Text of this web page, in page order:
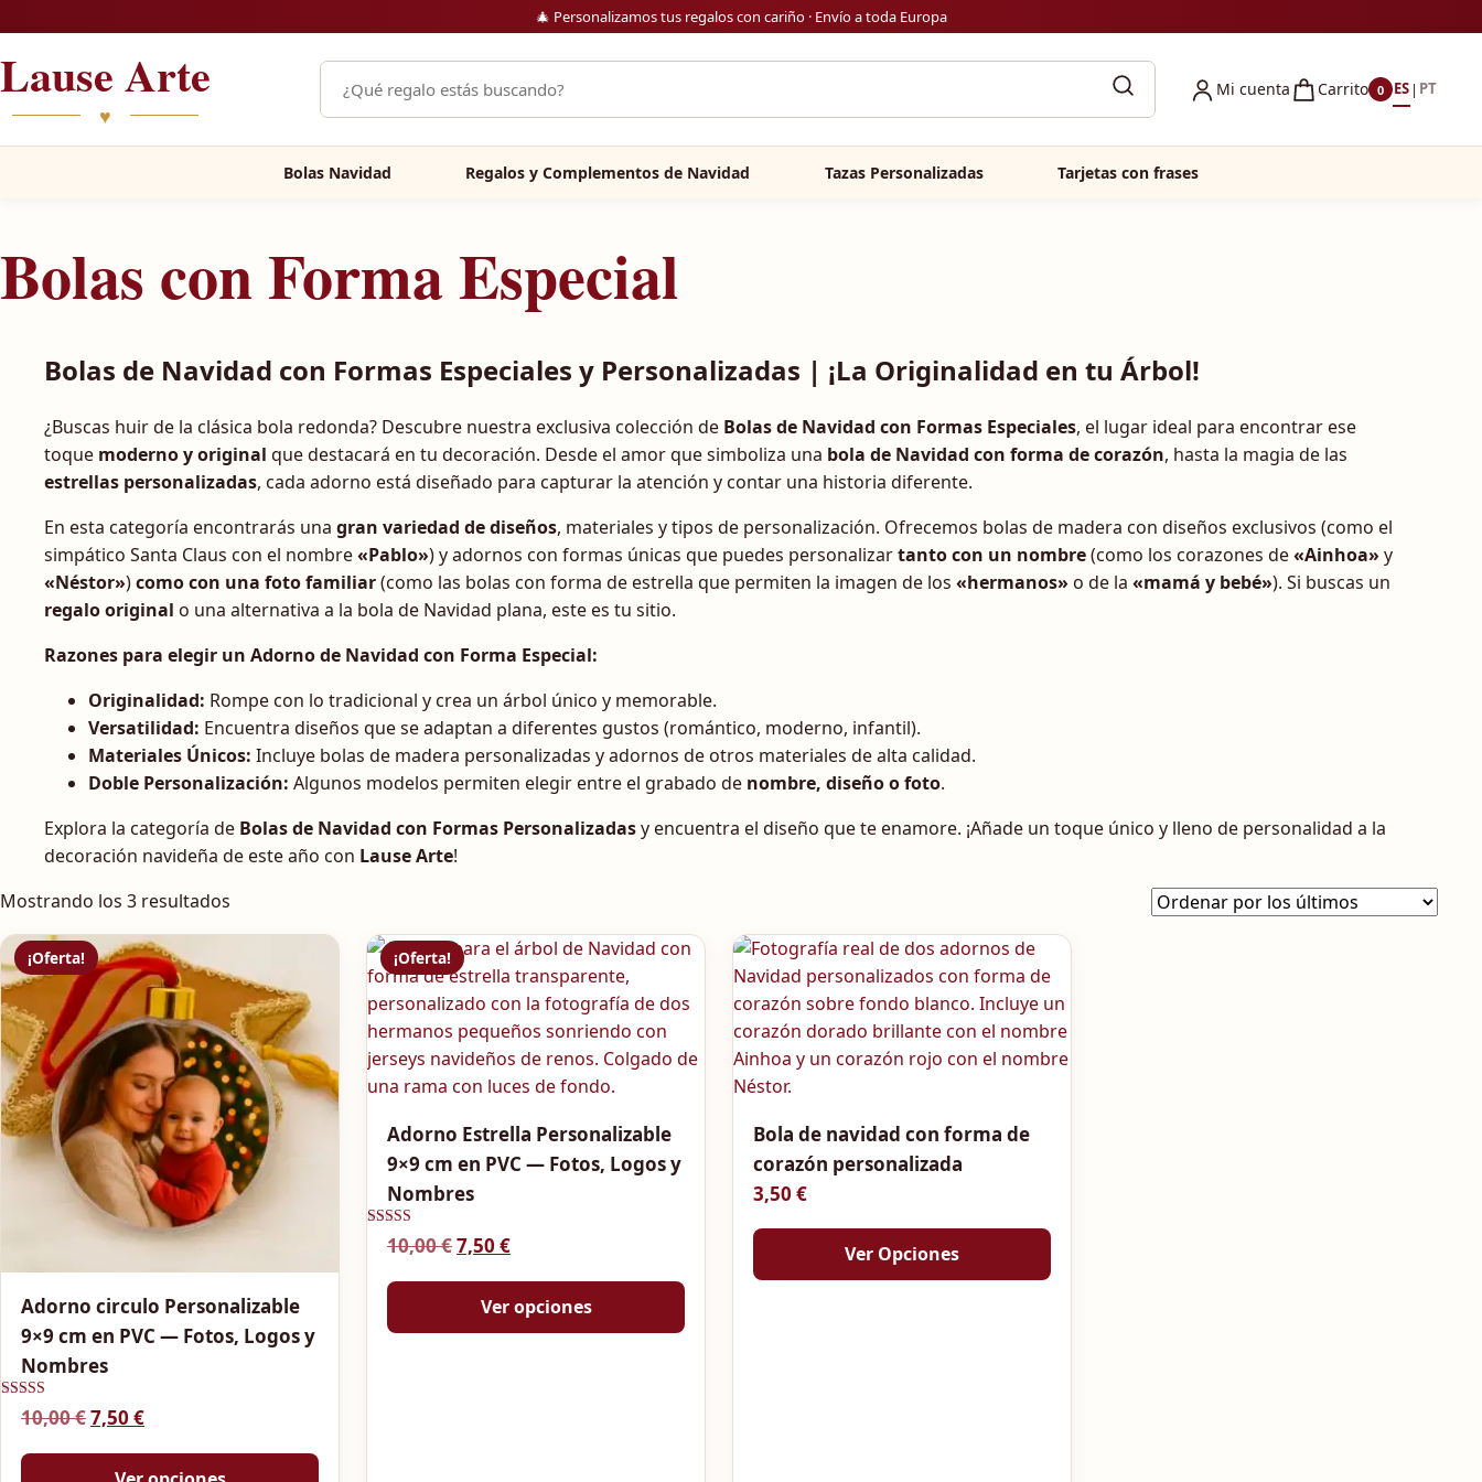
🎄 Personalizamos tus regalos con cariño · Envío a toda Europa
Lause Arte
♥
Buscar productos
Mi cuenta Carrito 0 ES | PT
Bolas Navidad Regalos y Complementos de Navidad Tazas Personalizadas Tarjetas con frases
Bolas con Forma Especial
Bolas de Navidad con Formas Especiales y Personalizadas | ¡La Originalidad en tu Árbol!
¿Buscas huir de la clásica bola redonda? Descubre nuestra exclusiva colección de Bolas de Navidad con Formas Especiales, el lugar ideal para encontrar ese
toque moderno y original que destacará en tu decoración. Desde el amor que simboliza una bola de Navidad con forma de corazón, hasta la magia de las
estrellas personalizadas, cada adorno está diseñado para capturar la atención y contar una historia diferente.
En esta categoría encontrarás una gran variedad de diseños, materiales y tipos de personalización. Ofrecemos bolas de madera con diseños exclusivos (como el
simpático Santa Claus con el nombre«Pablo») y adornos con formas únicas que puedes personalizartanto con un nombre(como los corazones de«Ainhoa» y
«Néstor»)como con una foto familiar(como las bolas con forma de estrella que permiten la imagen de los «hermanos» o de la «mamá y bebé»). Si buscas un
regalo original o una alternativa a la bola de Navidad plana, este es tu sitio.
Razones para elegir un Adorno de Navidad con Forma Especial:
Originalidad: Rompe con lo tradicional y crea un árbol único y memorable.
Versatilidad: Encuentra diseños que se adaptan a diferentes gustos (romántico, moderno, infantil).
Materiales Únicos: Incluye bolas de madera personalizadas y adornos de otros materiales de alta calidad.
Doble Personalización: Algunos modelos permiten elegir entre el grabado de nombre, diseño o foto.
Explora la categoría de Bolas de Navidad con Formas Personalizadasy encuentra el diseño que te enamore. ¡Añade un toque único y lleno de personalidad a la
decoración navideña de este año con Lause Arte!
Mostrando los 3 resultados
¡Oferta!
Adorno circulo Personalizable
9×9 cm en PVC — Fotos, Logos y
Nombres
Valorado con
5.0010,00€El precio original era: 10,00 €.
7,50 €El precio actual es: 7,50 €.
¡Oferta!
Adorno Estrella Personalizable
9×9 cm en PVC — Fotos, Logos y
Nombres
Valorado con
5.0010,00€El precio original era: 10,00 €.
7,50 €El precio actual es: 7,50 €.
Ver opciones
Bola de navidad con forma de
corazón personalizada
3,50 €
Ver Opciones